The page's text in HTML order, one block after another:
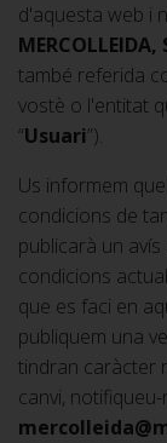
d'aquesta web i
MERCOLLEIDA,
també referida
vostè o l'entitat
“Usuari”).
Us informem que
condicions de
publicarà un
condicions
que es faci en
publiquem una
tindran caràcter
canvi,